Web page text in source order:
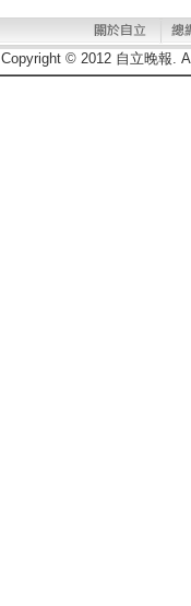
Copyright © 2012 自立晚報.